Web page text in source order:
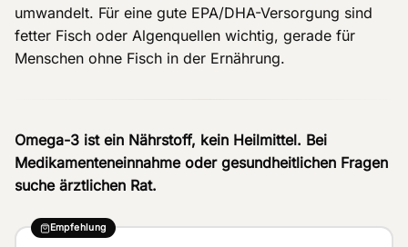
umwandelt. Für eine gute EPA/DHA-Versorgung sind
fetter Fisch oder Algenquellen wichtig, gerade für
Menschen ohne Fisch in der Ernährung.
Omega-3 ist ein Nährstoff, kein Heilmittel. Bei
Medikamenteneinnahme oder gesundheitlichen Fragen
suche ärztlichen Rat.
Empfehlung